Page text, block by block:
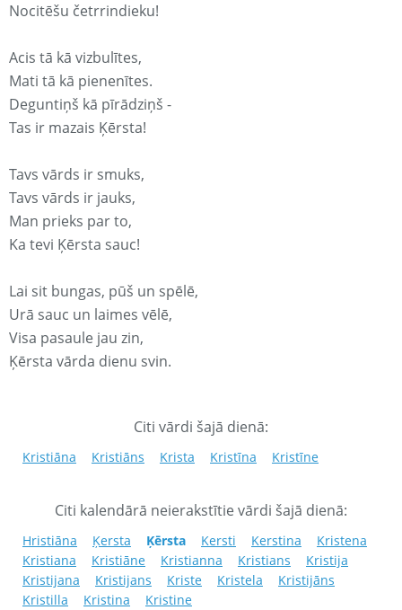
Nocitēšu četrrindieku!
Acis tā kā vizbulītes,
Mati tā kā pienenītes.
Deguntiņš kā pīrādziņš -
Tas ir mazais Ķērsta!
Tavs vārds ir smuks,
Tavs vārds ir jauks,
Man prieks par to,
Ka tevi Ķērsta sauc!
Lai sit bungas, pūš un spēlē,
Urā sauc un laimes vēlē,
Visa pasaule jau zin,
Ķērsta vārda dienu svin.
Citi vārdi šajā dienā:
Kristiāna Kristiāns Krista Kristīna Kristīne
Citi kalendārā neierakstītie vārdi šajā dienā:
Hristiāna Ķersta Ķērsta Kersti Kerstina
Kristena
Kristiana
Kristiāne Kristianna Kristians
Kristija
Kristijana
Kristijans Kriste Kristela
Kristijāns
Kristilla
Kristina Kristine